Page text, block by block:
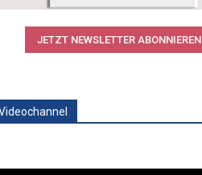
JETZT NEWSLETTER ABONNIEREN